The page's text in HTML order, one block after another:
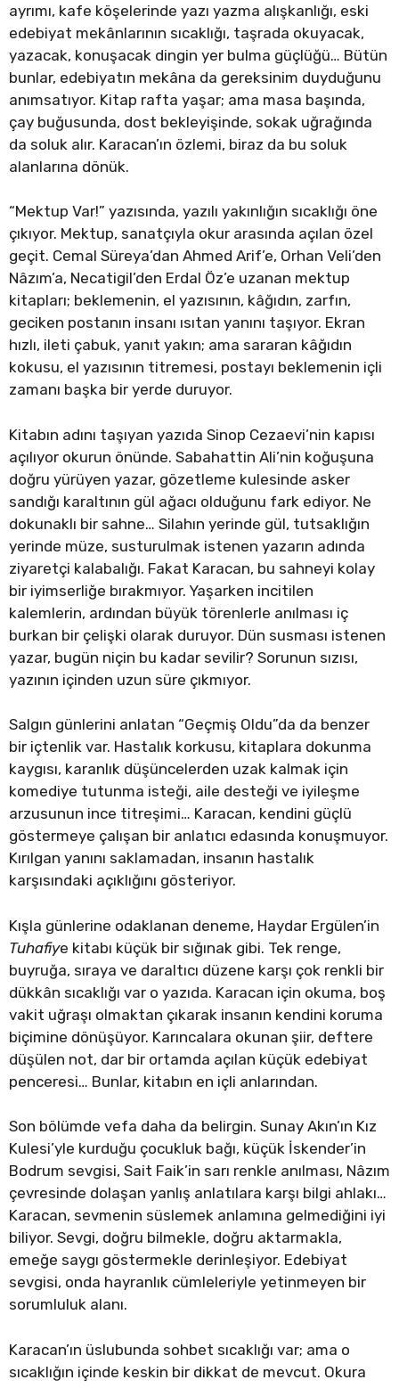
ayrımı, kafe köşelerinde yazı yazma alışkanlığı, eski
edebiyat mekânlarının sıcaklığı, taşrada okuyacak,
yazacak, konuşacak dingin yer bulma güçlüğü… Bütün
bunlar, edebiyatın mekâna da gereksinim duyduğunu
anımsatıyor. Kitap rafta yaşar; ama masa başında,
çay buğusunda, dost bekleyişinde, sokak uğrağında
da soluk alır. Karacan’ın özlemi, biraz da bu soluk
alanlarına dönük.
“Mektup Var!” yazısında, yazılı yakınlığın sıcaklığı öne
çıkıyor. Mektup, sanatçıyla okur arasında açılan özel
geçit. Cemal Süreya’dan Ahmed Arif’e, Orhan Veli’den
Nâzım’a, Necatigil’den Erdal Öz’e uzanan mektup
kitapları; beklemenin, el yazısının, kâğıdın, zarfın,
geciken postanın insanı ısıtan yanını taşıyor. Ekran
hızlı, ileti çabuk, yanıt yakın; ama sararan kâğıdın
kokusu, el yazısının titremesi, postayı beklemenin içli
zamanı başka bir yerde duruyor.
Kitabın adını taşıyan yazıda Sinop Cezaevi’nin kapısı
açılıyor okurun önünde. Sabahattin Ali’nin koğuşuna
doğru yürüyen yazar, gözetleme kulesinde asker
sandığı karaltının gül ağacı olduğunu fark ediyor. Ne
dokunaklı bir sahne… Silahın yerinde gül, tutsaklığın
yerinde müze, susturulmak istenen yazarın adında
ziyaretçi kalabalığı. Fakat Karacan, bu sahneyi kolay
bir iyimserliğe bırakmıyor. Yaşarken incitilen
kalemlerin, ardından büyük törenlerle anılması iç
burkan bir çelişki olarak duruyor. Dün susması istenen
yazar, bugün niçin bu kadar sevilir? Sorunun sızısı,
yazının içinden uzun süre çıkmıyor.
Salgın günlerini anlatan “Geçmiş Oldu”da da benzer
bir içtenlik var. Hastalık korkusu, kitaplara dokunma
kaygısı, karanlık düşüncelerden uzak kalmak için
komediye tutunma isteği, aile desteği ve iyileşme
arzusunun ince titreşimi… Karacan, kendini güçlü
göstermeye çalışan bir anlatıcı edasında konuşmuyor.
Kırılgan yanını saklamadan, insanın hastalık
karşısındaki açıklığını gösteriyor.
Kışla günlerine odaklanan deneme, Haydar Ergülen’in
Tuhafiye kitabı küçük bir sığınak gibi. Tek renge,
buyruğa, sıraya ve daraltıcı düzene karşı çok renkli bir
dükkân sıcaklığı var o yazıda. Karacan için okuma, boş
vakit uğraşı olmaktan çıkarak insanın kendini koruma
biçimine dönüşüyor. Karıncalara okunan şiir, deftere
düşülen not, dar bir ortamda açılan küçük edebiyat
penceresi… Bunlar, kitabın en içli anlarından.
Son bölümde vefa daha da belirgin. Sunay Akın’ın Kız
Kulesi’yle kurduğu çocukluk bağı, küçük İskender’in
Bodrum sevgisi, Sait Faik’in sarı renkle anılması, Nâzım
çevresinde dolaşan yanlış anlatılara karşı bilgi ahlakı…
Karacan, sevmenin süslemek anlamına gelmediğini iyi
biliyor. Sevgi, doğru bilmekle, doğru aktarmakla,
emeğe saygı göstermekle derinleşiyor. Edebiyat
sevgisi, onda hayranlık cümleleriyle yetinmeyen bir
sorumluluk alanı.
Karacan’ın üslubunda sohbet sıcaklığı var; ama o
sıcaklığın içinde keskin bir dikkat de mevcut. Okura